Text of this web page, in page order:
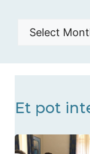
Histórico
Et pot